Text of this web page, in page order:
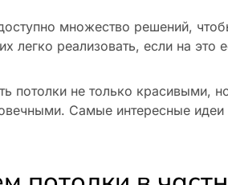
множество решений,
легко реализовать, если на это
потолки не только красивыми,
Самые интересные идеи